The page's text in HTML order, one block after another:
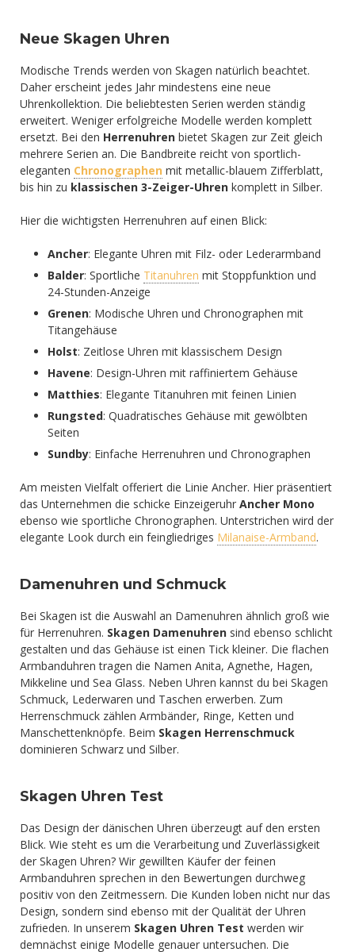
Neue Skagen Uhren
Modische Trends werden von Skagen natürlich beachtet.
Daher erscheint jedes Jahr mindestens eine neue
Uhrenkollektion. Die beliebtesten Serien werden ständig
erweitert. Weniger erfolgreiche Modelle werden komplett
ersetzt. Bei den Herrenuhren bietet Skagen zur Zeit gleich
mehrere Serien an. Die Bandbreite reicht von sportlich-
eleganten Chronographen mit metallic-blauem Zifferblatt,
bis hin zu klassischen 3-Zeiger-Uhren komplett in Silber.
Hier die wichtigsten Herrenuhren auf einen Blick:
Ancher: Elegante Uhren mit Filz- oder Lederarmband
Balder: Sportliche Titanuhren mit Stoppfunktion und
24-Stunden-Anzeige
Grenen: Modische Uhren und Chronographen mit
Titangehäuse
Holst: Zeitlose Uhren mit klassischem Design
Havene: Design-Uhren mit raffiniertem Gehäuse
Matthies: Elegante Titanuhren mit feinen Linien
Rungsted: Quadratisches Gehäuse mit gewölbten
Seiten
Sundby: Einfache Herrenuhren und Chronographen
Am meisten Vielfalt offeriert die Linie Ancher. Hier präsentiert
das Unternehmen die schicke Einzeigeruhr Ancher Mono
ebenso wie sportliche Chronographen. Unterstrichen wird der
elegante Look durch ein feingliedriges Milanaise-Armband.
Damenuhren und Schmuck
Bei Skagen ist die Auswahl an Damenuhren ähnlich groß wie
für Herrenuhren. Skagen Damenuhren sind ebenso schlicht
gestalten und das Gehäuse ist einen Tick kleiner. Die flachen
Armbanduhren tragen die Namen Anita, Agnethe, Hagen,
Mikkeline und Sea Glass. Neben Uhren kannst du bei Skagen
Schmuck, Lederwaren und Taschen erwerben. Zum
Herrenschmuck zählen Armbänder, Ringe, Ketten und
Manschettenknöpfe. Beim Skagen Herrenschmuck
dominieren Schwarz und Silber.
Skagen Uhren Test
Das Design der dänischen Uhren überzeugt auf den ersten
Blick. Wie steht es um die Verarbeitung und Zuverlässigkeit
der Skagen Uhren? Wir gewillten Käufer der feinen
Armbanduhren sprechen in den Bewertungen durchweg
positiv von den Zeitmessern. Die Kunden loben nicht nur das
Design, sondern sind ebenso mit der Qualität der Uhren
zufrieden. In unserem Skagen Uhren Test werden wir
demnächst einige Modelle genauer untersuchen. Die